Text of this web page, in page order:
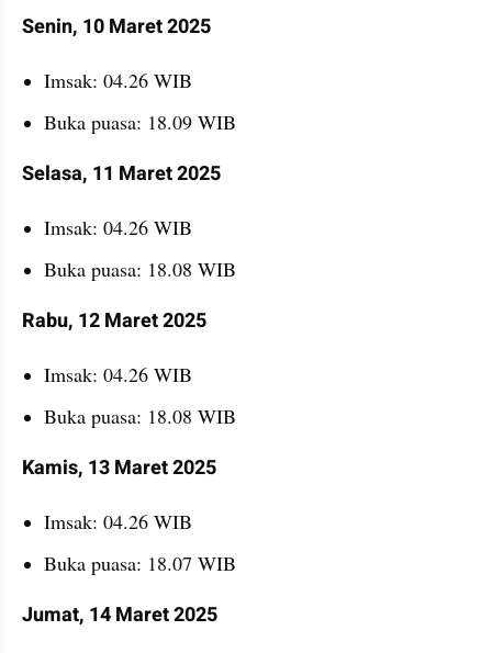
Senin, 10 Maret 2025
Imsak: 04.26 WIB
Buka puasa: 18.09 WIB
Selasa, 11 Maret 2025
Imsak: 04.26 WIB
Buka puasa: 18.08 WIB
Rabu, 12 Maret 2025
Imsak: 04.26 WIB
Buka puasa: 18.08 WIB
Kamis, 13 Maret 2025
Imsak: 04.26 WIB
Buka puasa: 18.07 WIB
Jumat, 14 Maret 2025